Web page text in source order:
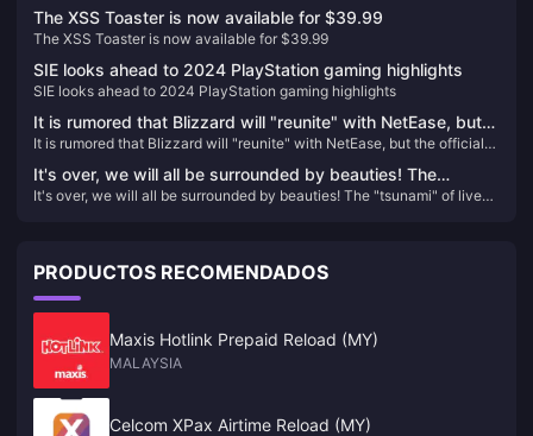
The XSS Toaster is now available for $39.99
The XSS Toaster is now available for $39.99
SIE looks ahead to 2024 PlayStation gaming highlights
SIE looks ahead to 2024 PlayStation gaming highlights
It is rumored that Blizzard will "reunite" with NetEase, but
the official response said that there is no information to
share yet.
It is rumored that Blizzard will "reunite" with NetEase, but the official
It's over, we will all be surrounded by beauties! The
"tsunami" of live-action interactive film and television
It's over, we will all be surrounded by beauties! The "tsunami" of live-
PRODUCTOS RECOMENDADOS
Maxis Hotlink Prepaid Reload (MY)
MALAYSIA
Celcom XPax Airtime Reload (MY)